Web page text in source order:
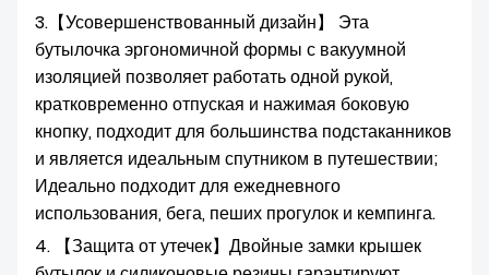
3.【Усовершенствованный дизайн】 Эта
бутылочка эргономичной формы с вакуумной
изоляцией позволяет работать одной рукой,
кратковременно отпуская и нажимая боковую
кнопку, подходит для большинства подстаканников
и является идеальным спутником в путешествии;
Идеально подходит для ежедневного
использования, бега, пеших прогулок и кемпинга.
4. 【Защита от утечек】Двойные замки крышек